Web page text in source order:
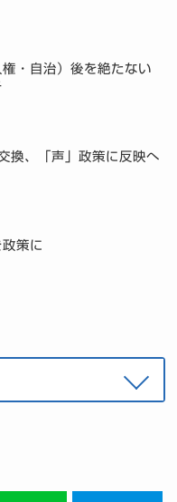
権・自治）後を絶たない
換、「声」政策に反映へ
策に